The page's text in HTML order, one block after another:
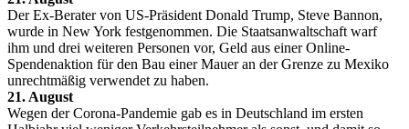
Der Ex-Berater von US-Präsident Donald Trump, Steve Bannon,
wurde in New York festgenommen. Die Staatsanwaltschaft warf
ihm und drei weiteren Personen vor, Geld aus einer Online-
Spendenaktion für den Bau einer Mauer an der Grenze zu Mexiko
unrechtmäßig verwendet zu haben.
21. August
Wegen der Corona-Pandemie gab es in Deutschland im ersten